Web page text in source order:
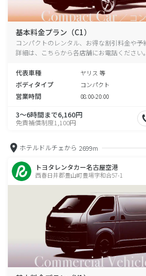
基本料金プラン（C1）
コンパクトのレンタル、お得な割引料金や予
詳細は、こちらから各店舗にお電話ください。
代表車種 ヤリス 等
ボディタイプ コンパクト
営業時間 08:00-20:00
3～6時間まで6,160円
免責補償制度1,100円
ホテルドルチェから 2699m
トヨタレンタカー名古屋空港
西春日井郡豊山町豊場字和合57-1